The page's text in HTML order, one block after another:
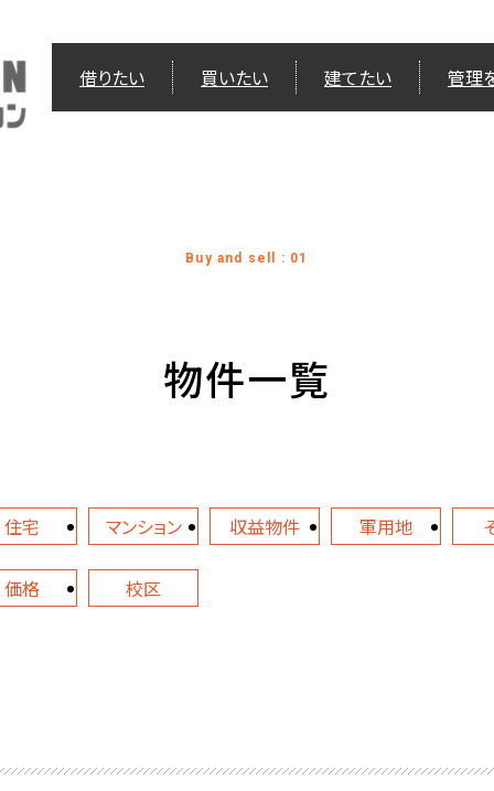
借りたい 買いたい 建てたい 管理
Buy and sell : 01
物件一覧
住宅 マンション 収益物件 軍用地
価格 校区